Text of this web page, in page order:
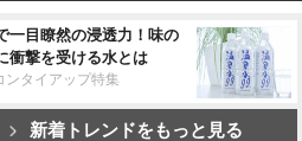
一目瞭然の浸透力！味の
衝撃を受ける水とは
ンタイアップ特集
新着トレンドをもっと見る